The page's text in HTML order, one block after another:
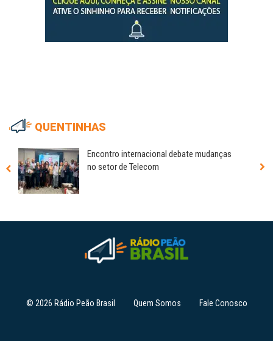
QUENTINHAS
Encontro internacional debate mudanças
no setor de Telecom
© 2026 Rádio Peão Brasil Quem Somos Fale Conosco